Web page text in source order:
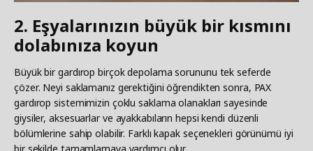
2. Eşyalarınızın büyük bir kısmını
dolabınıza koyun
Büyük bir gardırop birçok depolama sorununu tek seferde
çözer. Neyi saklamanız gerektiğini öğrendikten sonra, PAX
gardırop sistemimizin çoklu saklama olanakları sayesinde
giysiler, aksesuarlar ve ayakkabıların hepsi kendi düzenli
bölümlerine sahip olabilir. Farklı kapak seçenekleri görünümü iyi